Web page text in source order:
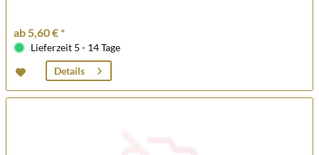
ab 5,60 € *
Lieferzeit 5 - 14 Tage
Details